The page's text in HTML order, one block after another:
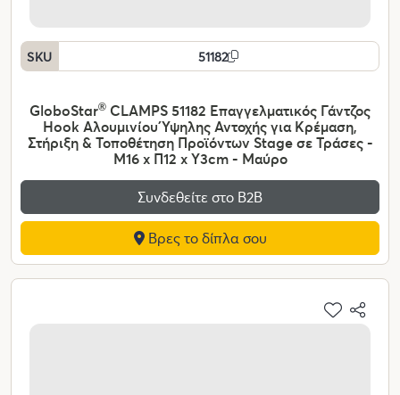
SKU 51182
GloboStar® CLAMPS 51182 Επαγγελματικός Γάντζος
Hook Αλουμινίου Ύψηλης Αντοχής για Κρέμαση,
Στήριξη & Τοποθέτηση Προϊόντων Stage σε Τράσες -
Μ16 x Π12 x Υ3cm - Μαύρο
Συνδεθείτε στο Β2Β
Βρες το δίπλα σου